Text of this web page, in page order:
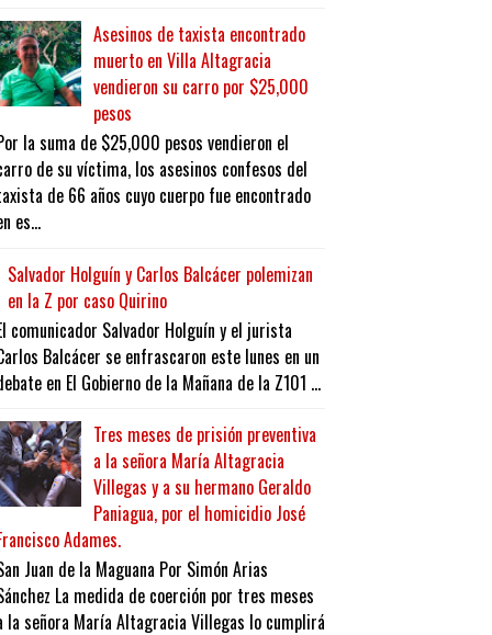
Asesinos de taxista encontrado
muerto en Villa Altagracia
vendieron su carro por $25,000
pesos
la suma de $25,000 pesos vendieron el
de su víctima, los asesinos confesos del
de 66 años cuyo cuerpo fue encontrado
es...
Salvador Holguín y Carlos Balcácer polemizan
en la Z por caso Quirino
comunicador Salvador Holguín y el jurista
Balcácer se enfrascaron este lunes en un
en El Gobierno de la Mañana de la Z101 ...
Tres meses de prisión preventiva
a la señora María Altagracia
Villegas y a su hermano Geraldo
Paniagua, por el homicidio José
Adames.
Juan de la Maguana Por Simón Arias
La medida de coerción por tres meses
la señora María Altagracia Villegas lo cumplirá